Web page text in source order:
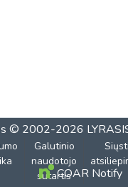
© 2002-2026
Galutinio
naudotojo
sutartisCOAR Notify